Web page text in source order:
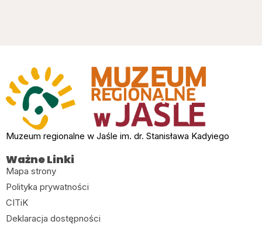
Muzeum regionalne w Jaśle im. dr. Stanisława Kadyiego
Ważne Linki
Mapa strony
Polityka prywatności
CITiK
Deklaracja dostępności